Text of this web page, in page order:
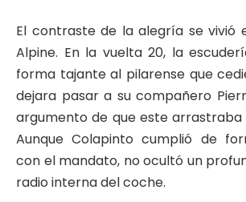
El contraste de la alegría se vivió
Alpine. En la vuelta 20, la
forma tajante al pilarense que
dejara pasar a su compañero
argumento de que este arrastraba
Aunque Colapinto cumplió de
con el mandato, no ocultó un
radio interna del coche.